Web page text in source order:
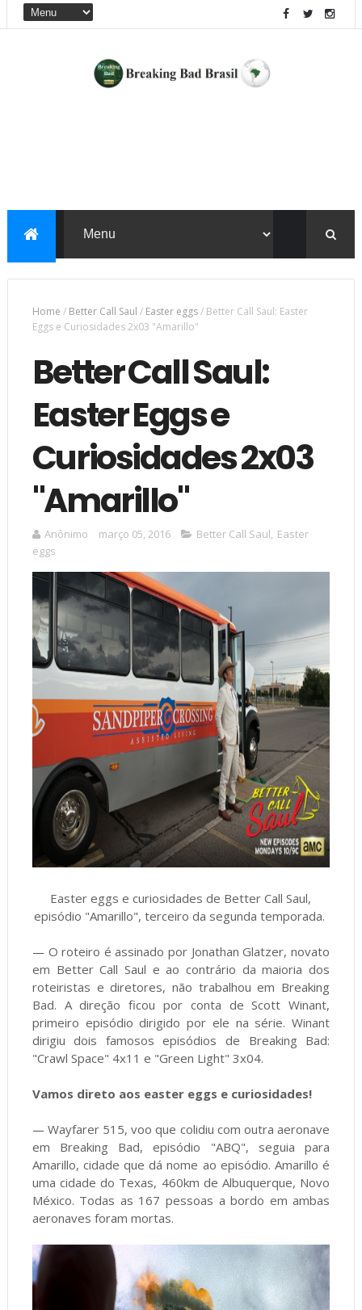
Home / Better Call Saul / Easter eggs/ Better Call Saul: Easter
Eggs e Curiosidades 2x03 "Amarillo"
Better Call Saul:
Easter Eggs e
Curiosidades 2x03
"Amarillo"
Anônimo março 05, 2016 Better Call Saul, Easter
eggs
Easter eggs e curiosidades de Better Call Saul,
episódio "Amarillo", terceiro da segunda temporada.
— O roteiro é assinado por Jonathan Glatzer, novato
em Better Call Saul e ao contrário da maioria dos
roteiristas e diretores, não trabalhou em Breaking
Bad. A direção ficou por conta de Scott Winant,
primeiro episódio dirigido por ele na série. Winant
dirigiu dois famosos episódios de Breaking Bad:
"Crawl Space" 4x11 e "Green Light" 3x04.
Vamos direto aos easter eggs e curiosidades!
— Wayfarer 515, voo que colidiu com outra aeronave
em Breaking Bad, episódio "ABQ", seguia para
Amarillo, cidade que dá nome ao episódio. Amarillo é
uma cidade do Texas, 460km de Albuquerque, Novo
México. Todas as 167 pessoas a bordo em ambas
aeronaves foram mortas.